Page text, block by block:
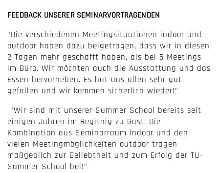
FEEDBACK UNSERER SEMINARVORTRAGENDEN
"Die verschiedenen Meetingsituationen indoor und
outdoor haben dazu beigetragen, dass wir in diesen
2 Tagen mehr geschafft haben, als bei 5 Meetings
im Büro. Wir möchten auch die Ausstattung und das
Essen hervorheben. Es hat uns allen sehr gut
gefallen und wir kommen sicherlich wieder!"
"Wir sind mit unserer Summer School bereits seit
einigen Jahren im Regitnig zu Gast. Die
Kombination aus Seminarraum indoor und den
vielen Meetingmöglichkeiten outdoor tragen
maßgeblich zur Beliebtheit und zum Erfolg der TU-
Summer School bei!"